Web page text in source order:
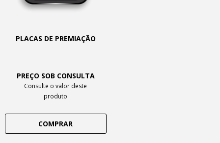
PLACAS DE PREMIAÇÃO
PREÇO SOB CONSULTA
Consulte o valor deste
produto
COMPRAR